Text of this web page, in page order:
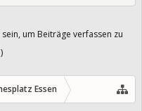
um Beiträge verfassen zu
Essen